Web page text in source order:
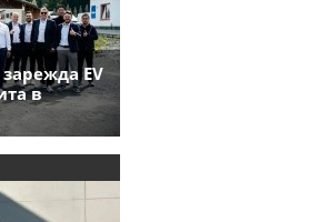
EV
в